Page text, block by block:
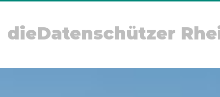
dieDatenschützer